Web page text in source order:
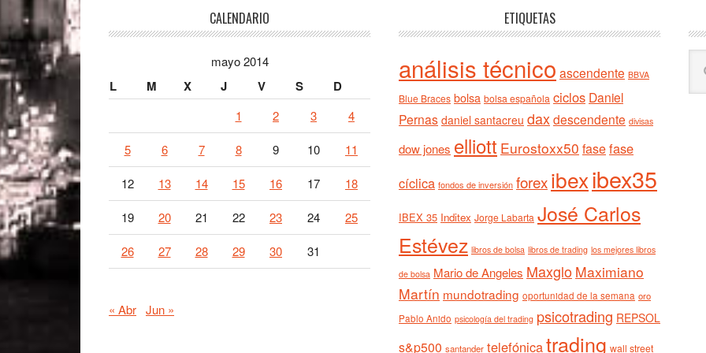
CALENDARIO
mayo 2014
L M X J V S D
1 2 3 4
5 6 7 8 9 10 11
12 13 14 15 16 17 18
19 20 21 22 23 24 25
26 27 28 29 30 31
« Abr Jun »
ETIQUETAS
análisis técnico ascendente BBVA
Blue Braces bolsa bolsa española ciclos Daniel
Pernas daniel santacreu daxdescendente divisas
dow jones elliott Eurostoxx50 fasefase
cíclica fondos de inversión forexibexibex35
IBEX 35 Inditex Jorge Labarta José Carlos
Estévez libros de bolsa libros de trading los mejores libros
de bolsa Mario de Angeles Maxglo Maximiano
Martín mundotrading oportunidad de la semana oro
Pablo Anido psicología del trading psicotrading REPSOL
s&p500 santander telefónicatrading wall street